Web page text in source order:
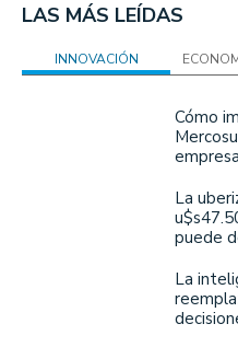
LAS MÁS LEÍDAS
INNOVACIÓN
Cómo
La
puede
La